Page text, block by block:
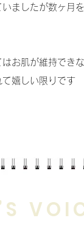
ましたが数ヶ月
お肌が維持でき
嬉しい限りです